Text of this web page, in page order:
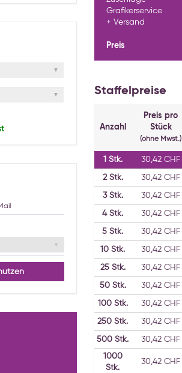
Grafikerservice
Versand
Preis
Staffelpreise
Anzahl
Preis pro
Stück
(ohne Mwst.)
1 Stk. 30,42 CHF
2Stk. 30,42 CHF
3Stk. 30,42 CHF
4Stk. 30,42 CHF
5 Stk. 30,42 CHF
10 Stk. 30,42 CHF
25Stk. 30,42 CHF
50Stk. 30,42 CHF
100Stk. 30,42 CHF
250 Stk. 30,42 CHF
500 Stk. 30,42 CHF
1000
Stk.
30,42 CHF